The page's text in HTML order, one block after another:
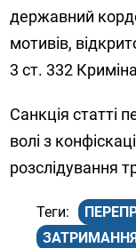
державний
мотивів,
3 ст. 332
Санкція статті
волі з
розслідування
ЗАТРИМАННЯ